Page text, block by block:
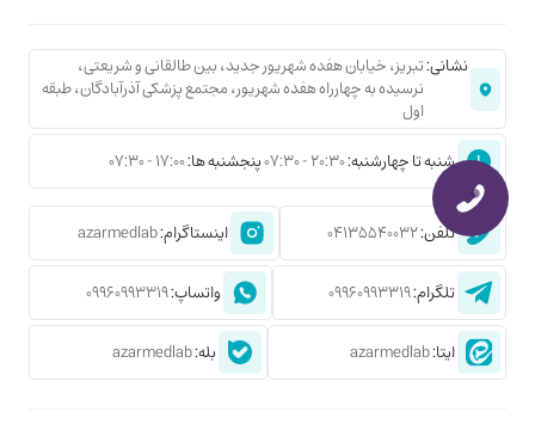
نشانی:تبریز، خیابان هفده شهریور جدید، بین طالقانی و شریعتی،
نرسیده به چهارراه هفده شهریور، مجتمع پزشکی آذرآبادگان، طبقه
اول
شنبه تا چهارشنبه:20:30 - 07:30 پنجشنبه ها:17:00 - 07:30
تلفن:04135540032 اینستاگرام:azarmedlab
تلگرام:09960993319 واتساپ:09960993319
ایتا:azarmedlab بله:azarmedlab